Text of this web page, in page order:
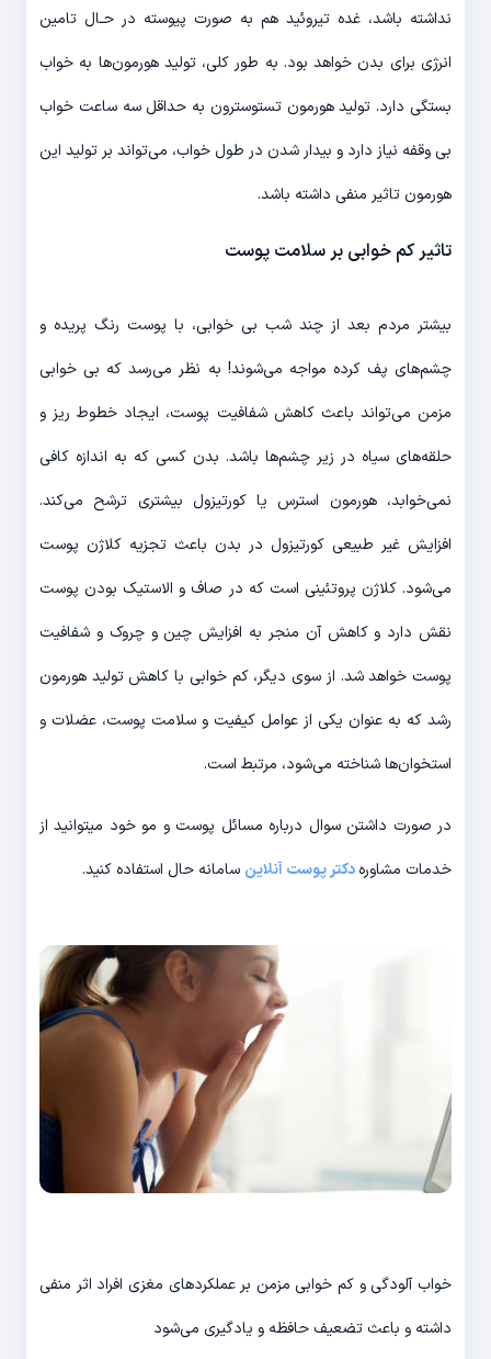
نداشته باشد، غده تیروئید هم به صورت پیوسته در حـال تامین
انرژی برای بدن خواهد بود. به طور کلی، تولید هورمون‌ها به خواب
بستگی دارد. تولید هورمون تستوسترون به حداقل سه ساعت خواب
بی وقفه نیاز دارد و بیدار شدن در طول خواب، می‌تواند بر تولید این
هورمون تاثیر منفی داشته باشد.
تاثیر کم خوابی بر سلامت پوست
بیشتر مردم بعد از چند شب بی خوابی، با پوست رنگ پریده و
چشم‌های پف کرده مواجه می‌شوند! به نظر می‌رسد که بی خوابی
مزمن می‌تواند باعث کاهش شفافیت پوست، ایجاد خطوط ریز و
حلقه‌های سیاه در زیر چشم‌ها باشد. بدن کسی که به اندازه کافی
نمی‌خوابد، هورمون استرس یا کورتیزول بیشتری ترشح می‌کند.
افزایش غیر طبیعی کورتیزول در بدن باعث تجزیه کلاژن پوست
می‌شود. کلاژن پروتئینی است که در صاف و الاستیک بودن پوست
نقش دارد و کاهش آن منجر به افزایش چین و چروک و شفافیت
پوست خواهد شد. از سوی دیگر، کم خوابی با کاهش تولید هورمون
رشد که به عنوان یکی از عوامل کیفیت و سلامت پوست، عضلات و
استخوان‌ها شناخته می‌شود، مرتبط است.
در صورت داشتن سوال درباره مسائل پوست و مو خود میتوانید از
خدمات مشاورهدکتر پوست آنلاین سامانه حال استفاده کنید.
خواب آلودگی و کم خوابی مزمن بر عملکردهای مغزی افراد اثر منفی
داشته و باعث تضعیف حافظه و یادگیری می‌شود